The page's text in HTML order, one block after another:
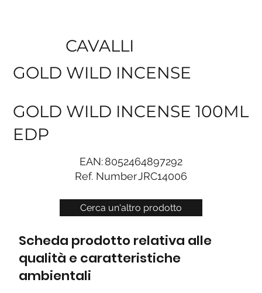
Cerca un'altro prodotto
CAVALLI
GOLD WILD INCENSE
GOLD WILD INCENSE 100ML
EDP
EAN:8052464897292
Ref. NumberJRC14006
Scheda prodotto relativa alle
qualità e caratteristiche
ambientali